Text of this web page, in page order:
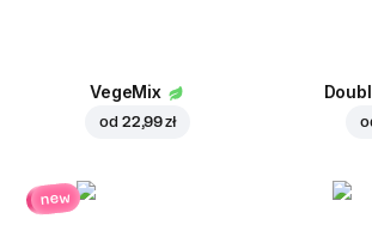
VegeMix
od 22,99 zł
new